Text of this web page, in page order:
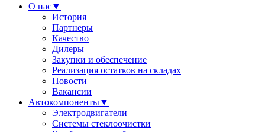
О нас▼
История
Партнеры
Качество
Дилеры
Закупки и обеспечение
Реализация остатков на складах
Новости
Вакансии
Автокомпоненты▼
Электродвигатели
Системы стеклоочистки